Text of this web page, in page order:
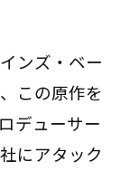
ンズ・ベー
この原作を
デューサー
にアタック